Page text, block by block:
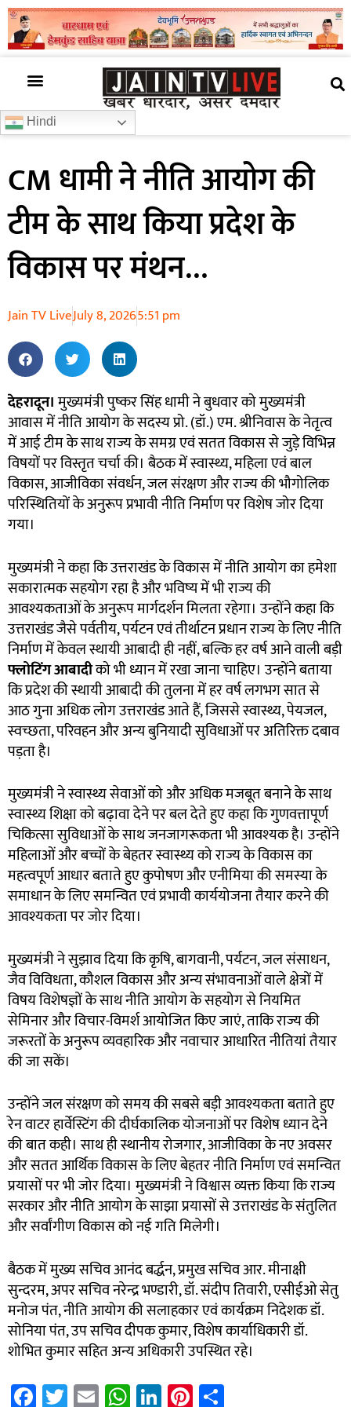
Hindi
CM धामी ने नीति आयोग की
टीम के साथ किया प्रदेश के
विकास पर मंथन…
Jain TV LiveJuly 8, 20265:51 pm
देहरादून।मुख्यमंत्री पुष्कर सिंह धामी ने बुधवार को मुख्यमंत्री
आवास में नीति आयोग के सदस्य प्रो. (डॉ.) एम. श्रीनिवास के नेतृत्व
में आई टीम के साथ राज्य के समग्र एवं सतत विकास से जुड़े विभिन्न
विषयों पर विस्तृत चर्चा की। बैठक में स्वास्थ्य, महिला एवं बाल
विकास, आजीविका संवर्धन, जल संरक्षण और राज्य की भौगोलिक
परिस्थितियों के अनुरूप प्रभावी नीति निर्माण पर विशेष जोर दिया
गया।
मुख्यमंत्री ने कहा कि उत्तराखंड के विकास में नीति आयोग का हमेशा
सकारात्मक सहयोग रहा है और भविष्य में भी राज्य की
आवश्यकताओं के अनुरूप मार्गदर्शन मिलता रहेगा। उन्होंने कहा कि
उत्तराखंड जैसे पर्वतीय, पर्यटन एवं तीर्थाटन प्रधान राज्य के लिए नीति
निर्माण में केवल स्थायी आबादी ही नहीं, बल्कि हर वर्ष आने वाली बड़ी
फ्लोटिंग आबादीको भी ध्यान में रखा जाना चाहिए। उन्होंने बताया
कि प्रदेश की स्थायी आबादी की तुलना में हर वर्ष लगभग सात से
आठ गुना अधिक लोग उत्तराखंड आते हैं, जिससे स्वास्थ्य, पेयजल,
स्वच्छता, परिवहन और अन्य बुनियादी सुविधाओं पर अतिरिक्त दबाव
पड़ता है।
मुख्यमंत्री ने स्वास्थ्य सेवाओं को और अधिक मजबूत बनाने के साथ
स्वास्थ्य शिक्षा को बढ़ावा देने पर बल देते हुए कहा कि गुणवत्तापूर्ण
चिकित्सा सुविधाओं के साथ जनजागरूकता भी आवश्यक है। उन्होंने
महिलाओं और बच्चों के बेहतर स्वास्थ्य को राज्य के विकास का
महत्वपूर्ण आधार बताते हुए कुपोषण और एनीमिया की समस्या के
समाधान के लिए समन्वित एवं प्रभावी कार्ययोजना तैयार करने की
आवश्यकता पर जोर दिया।
मुख्यमंत्री ने सुझाव दिया कि कृषि, बागवानी, पर्यटन, जल संसाधन,
जैव विविधता, कौशल विकास और अन्य संभावनाओं वाले क्षेत्रों में
विषय विशेषज्ञों के साथ नीति आयोग के सहयोग से नियमित
सेमिनार और विचार-विमर्श आयोजित किए जाएं, ताकि राज्य की
जरूरतों के अनुरूप व्यवहारिक और नवाचार आधारित नीतियां तैयार
की जा सकें।
उन्होंने जल संरक्षण को समय की सबसे बड़ी आवश्यकता बताते हुए
रेन वाटर हार्वेस्टिंग की दीर्घकालिक योजनाओं पर विशेष ध्यान देने
की बात कही। साथ ही स्थानीय रोजगार, आजीविका के नए अवसर
और सतत आर्थिक विकास के लिए बेहतर नीति निर्माण एवं समन्वित
प्रयासों पर भी जोर दिया। मुख्यमंत्री ने विश्वास व्यक्त किया कि राज्य
सरकार और नीति आयोग के साझा प्रयासों से उत्तराखंड के संतुलित
और सर्वांगीण विकास को नई गति मिलेगी।
बैठक में मुख्य सचिव आनंद बर्द्धन, प्रमुख सचिव आर. मीनाक्षी
सुन्दरम, अपर सचिव नरेन्द्र भण्डारी, डॉ. संदीप तिवारी, एसीईओ सेतु
मनोज पंत, नीति आयोग की सलाहकार एवं कार्यक्रम निदेशक डॉ.
सोनिया पंत, उप सचिव दीपक कुमार, विशेष कार्याधिकारी डॉ.
शोभित कुमार सहित अन्य अधिकारी उपस्थित रहे।
Fa T E W Li Pi